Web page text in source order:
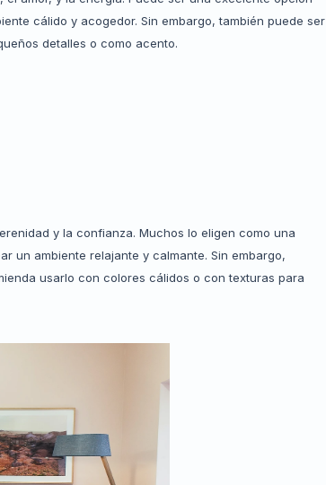
cálido y acogedor. Sin embargo, también puede ser
detalles o como acento.
y la confianza. Muchos lo eligen como una
un ambiente relajante y calmante. Sin embargo,
usarlo con colores cálidos o con texturas para